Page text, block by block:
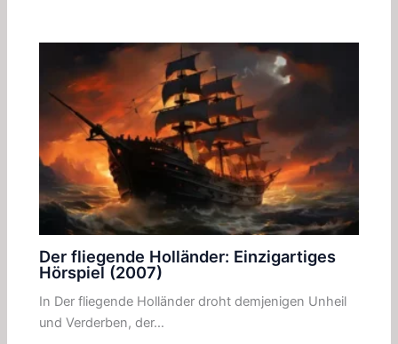
Der fliegende Holländer: Einzigartiges
Hörspiel (2007)
In Der fliegende Holländer droht demjenigen Unheil
und Verderben, der…